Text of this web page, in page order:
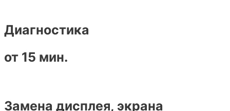
Диагностика
от 15 мин.
Замена дисплея, экрана